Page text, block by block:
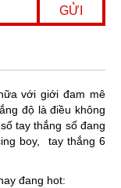
với giới đam mê
độ là điều không
tay thắng số đang
boy, tay thắng 6
đang hot: